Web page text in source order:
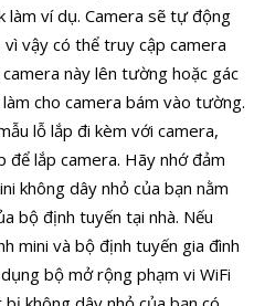
làm ví dụ. Camera sẽ tự động
vậy có thể truy cập camera
này lên tường hoặc gác
cho camera bám vào tường.
lỗ lắp đi kèm với camera,
để lắp camera. Hãy nhớ đảm
không dây nhỏ của bạn nằm
bộ định tuyến tại nhà. Nếu
mini và bộ định tuyến gia đình
bộ mở rộng phạm vi WiFi